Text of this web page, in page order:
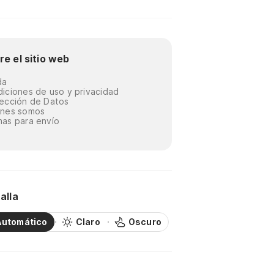
el sitio web
de uso y privacidad
de Datos
somos
para envío
Claro Oscuro